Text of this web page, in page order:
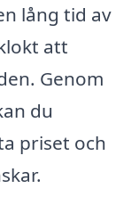
lång tid av
att
Genom
du
priset och